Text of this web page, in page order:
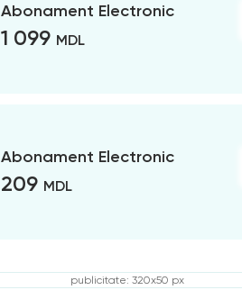
Abonament Electronic
1 099 MDL
Abonament Electronic
209 MDL
publicitate: 320x50 px